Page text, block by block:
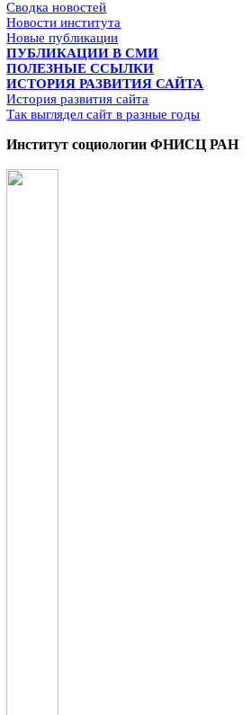
Сводка новостей
Новости института
Новые публикации
ПУБЛИКАЦИИ В СМИ
ПОЛЕЗНЫЕ ССЫЛКИ
ИСТОРИЯ РАЗВИТИЯ САЙТА
История развития сайта
Так выглядел сайт в разные годы
Институт социологии ФНИСЦ РАН